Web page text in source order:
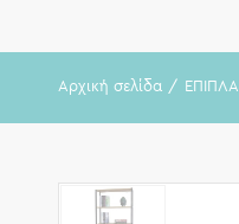
Αρχική σελίδα ΕΠΙΠΛΑ